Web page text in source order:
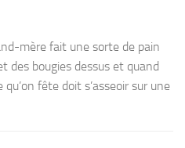
mère fait une sorte de pain
des bougies dessus et quand
fête doit s’asseoir sur une